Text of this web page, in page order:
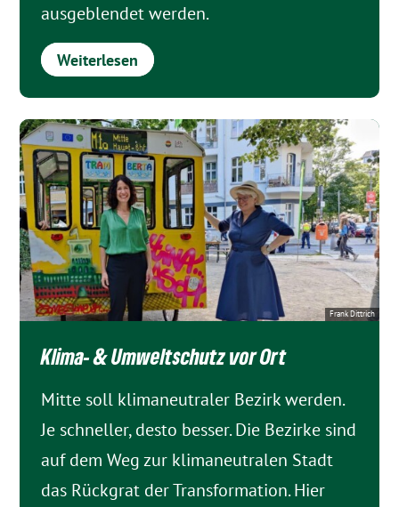
ausgeblendet werden.
Weiterlesen
Frank Dittrich
Klima- & Umwelt­schutz vor Ort
Mitte soll klimaneutraler Bezirk werden.
Je schneller, desto besser. Die Bezirke sind
auf dem Weg zur klimaneutralen Stadt
das Rückgrat der Transformation. Hier